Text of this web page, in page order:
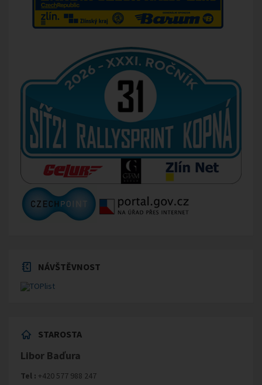
NÁVŠTĚVNOST
STAROSTA
Libor Baďura
Tel : +420 577 988 247